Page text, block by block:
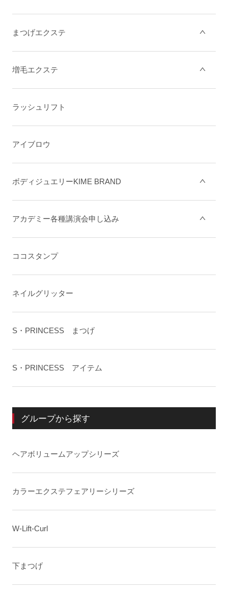
まつげエクステ
増毛エクステ
ラッシュリフト
アイブロウ
ボディジュエリーKIME BRAND
アカデミー各種講演会申し込み
ココスタンプ
ネイルグリッター
S・PRINCESS まつげ
S・PRINCESS アイテム
グループから探す
ヘアボリュームアップシリーズ
カラーエクステフェアリーシリーズ
W-Lift-Curl
下まつげ